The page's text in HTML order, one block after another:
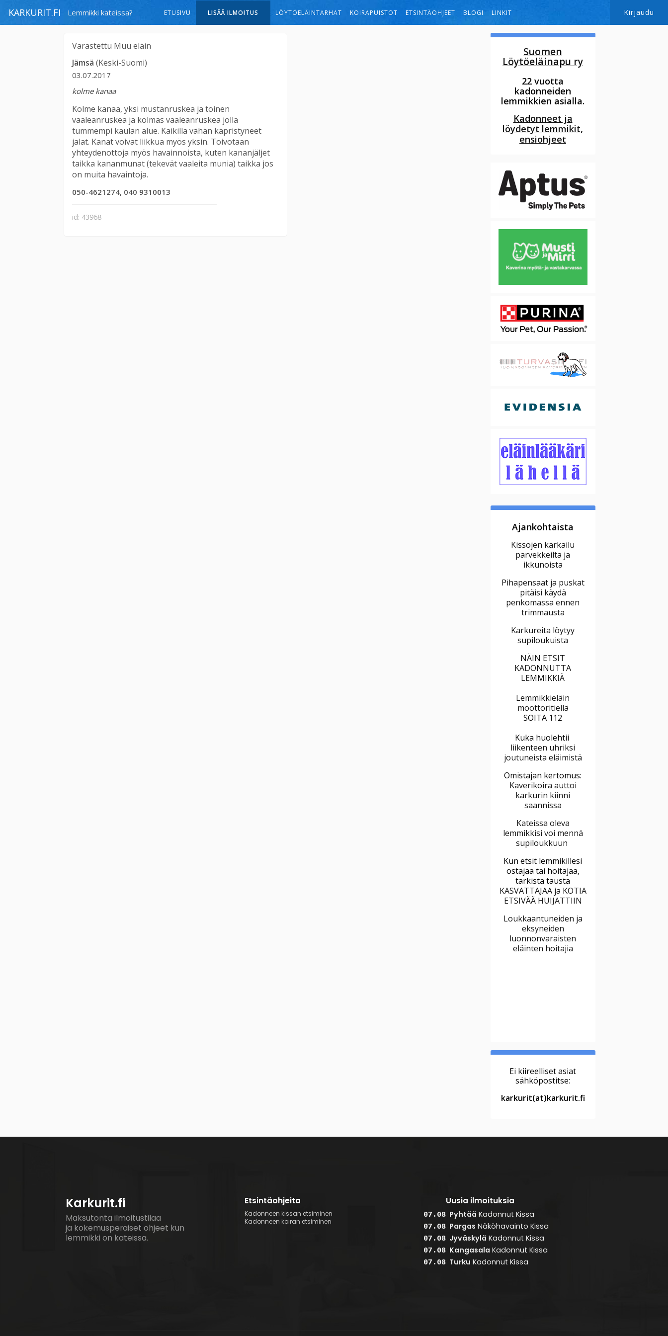
KARKURIT.FI Lemmikki kateissa? ETUSIVU LISÄÄ ILMOITUS LÖYTÖELÄINTARHAT KOIRAPUISTOT ETSINTÄOHJEET BLOGI LINKIT Kirjaudu
Varastettu Muu eläin
Jämsä (Keski-Suomi)
03.07.2017
kolme kanaa
Kolme kanaa, yksi mustanruskea ja toinen
vaaleanruskea ja kolmas vaaleanruskea jolla
tummempi kaulan alue. Kaikilla vähän käpristyneet
jalat. Kanat voivat liikkua myös yksin. Toivotaan
yhteydenottoja myös havainnoista, kuten kananjäljet
taikka kananmunat (tekevät vaaleita munia) taikka jos
on muita havaintoja.
050-4621274, 040 9310013
id: 43968
Suomen
Löytöeläinapu ry
22 vuotta
kadonneiden
lemmikkien asialla.
Kadonneet ja
löydetyt lemmikit,
ensiohjeet
Ajankohtaista
Kissojen karkailu
parvekkeilta ja
ikkunoista
Pihapensaat ja puskat
pitäisi käydä
penkomassa ennen
trimmausta
Karkureita löytyy
supiloukuista
NÄIN ETSIT
KADONNUTTA
LEMMIKKIÄ
Lemmikkieläin
moottoritiellä
SOITA 112
Kuka huolehtii
liikenteen uhriksi
joutuneista eläimistä
Omistajan kertomus:
Kaverikoira auttoi
karkurin kiinni
saannissa
Kateissa oleva
lemmikkisi voi mennä
supiloukkuun
Kun etsit lemmikillesi
ostajaa tai hoitajaa,
tarkista tausta
KASVATTAJAA ja KOTIA
ETSIVÄÄ HUIJATTIIN
Loukkaantuneiden ja
eksyneiden
luonnonvaraisten
eläinten hoitajia
Ei kiireelliset asiat
sähköpostitse:
karkurit(at)karkurit.fi
Karkurit.fi
Maksutonta ilmoitustilaa
ja kokemusperäiset ohjeet kun
lemmikki on kateissa.
Etsintäohjeita
Kadonneen kissan etsiminen
Kadonneen koiran etsiminen
Uusia ilmoituksia
07.08 Pyhtää Kadonnut Kissa
07.08 Pargas Näköhavainto Kissa
07.08 Jyväskylä Kadonnut Kissa
07.08 Kangasala Kadonnut Kissa
07.08 Turku Kadonnut Kissa